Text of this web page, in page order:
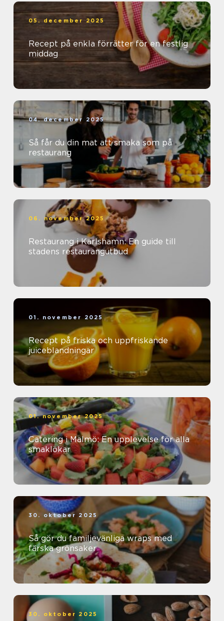
05. december 2025
Recept på enkla förrätter för en festlig
middag
04. december 2025
Så får du din mat att smaka som på
restaurang
06. november 2025
Restaurang i Karlshamn: En guide till
stadens restaurangutbud
01. november 2025
Recept på friska och uppfriskande
juiceblandningar
01. november 2025
Catering i Malmö: En upplevelse för alla
smaklökar
30. oktober 2025
Så gör du familjevänliga wraps med
färska grönsaker
30. oktober 2025